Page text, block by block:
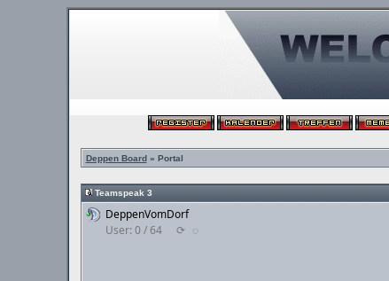
Deppen Board» Portal
Teamspeak 3
DeppenVomDorf
User: 0 / 64
⟳ ◌